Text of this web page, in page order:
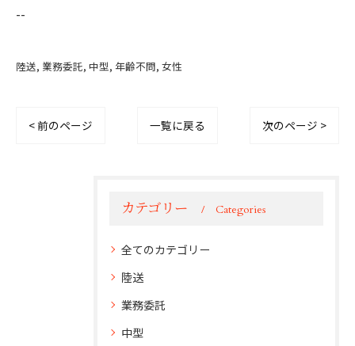
--
陸送 業務委託 中型 年齢不問 女性
< 前のページ 一覧に戻る 次のページ >
カテゴリー Categories
全てのカテゴリー
陸送
業務委託
中型